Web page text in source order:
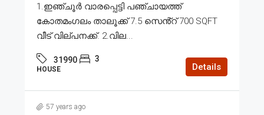
1.ഇഞ്ചൂർ വാരപ്പെട്ടി പഞ്ചായത്ത്
കോതമംഗലം താലൂക്ക് 7.5 സെൻ്റ് 700 SQFT
വീട് വില്പനക്ക്. 2.വില...
31990 3
HOUSE Details
57 years ago